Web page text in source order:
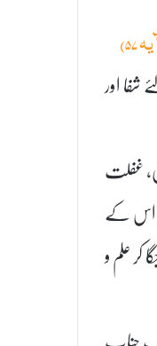
اور
غفلت
اس کے
علم و